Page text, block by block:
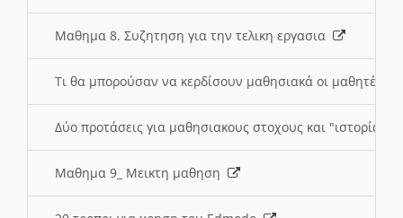
Μαθημα 8. Συζητηση για την τελικη εργασια
Τι θα μπορούσαν να κερδίσουν μαθησιακά οι μαθητές/
Δύο προτάσεις για μαθησιακους στοχους και "ιστορία"
Μαθημα 9_ Μεικτη μαθηση